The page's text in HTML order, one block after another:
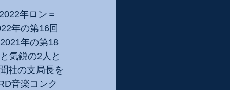
年ロン＝
年の第16回
年の第18
気鋭の2人と
社の支局長を
音楽コンク